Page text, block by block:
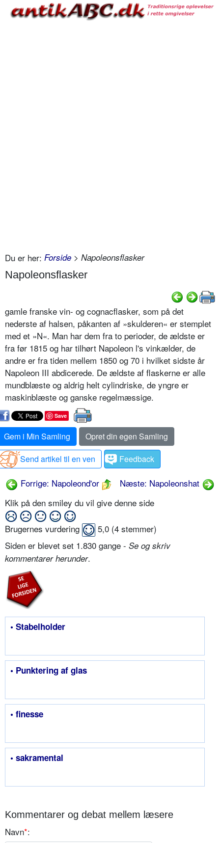
Du er her: Forside > Napoleonsflasker
Napoleonsflasker
gamle franske vin- og cognacflasker, som på det
nederste af halsen, påkanten af »skulderen« er stemplet
med et »N«. Man har dem fra to perioder, de ældste er
fra før 1815 og har tilhørt Napoleon l's vinkælder, de
andre er fra tiden mellem 1850 og 70 i hvilket sidste år
Napoleon III abdicerede. De ældste af flaskerne er alle
mundblæste og aldrig helt cylindriske, de yngre er
maskinblæste og ganske regelmæssige.
Save
Gem i Min Samling
Opret din egen Samling
Send artikel til en ven
Feedback
Forrige: Napoleond'or
Næste: Napoleonshat
Klik på den smiley du vil give denne side
Brugernes vurdering 5,0 (4 stemmer)
Siden er blevet set 1.830 gange - Se og skriv
kommentarer herunder.
• Stabelholder
• Punktering af glas
• finesse
• sakramental
Kommentarer og debat mellem læsere
Navn*: